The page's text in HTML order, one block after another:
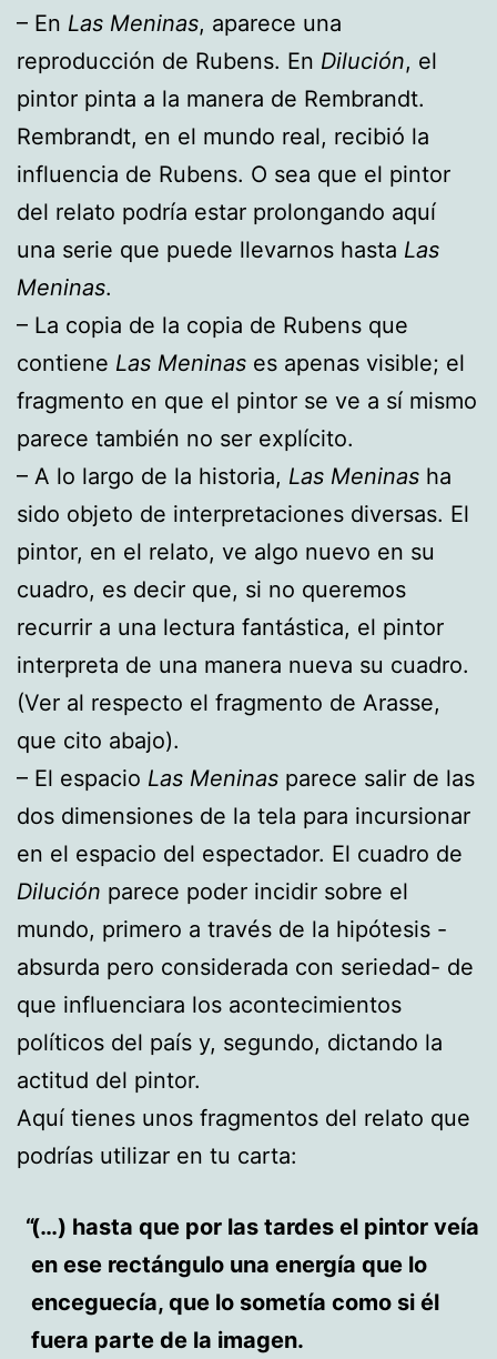
– En Las Meninas, aparece una
reproducción de Rubens. En Dilución, el
pintor pinta a la manera de Rembrandt.
Rembrandt, en el mundo real, recibió la
influencia de Rubens. O sea que el pintor
del relato podría estar prolongando aquí
una serie que puede llevarnos hasta Las
Meninas.
– La copia de la copia de Rubens que
contiene Las Meninas es apenas visible; el
fragmento en que el pintor se ve a sí mismo
parece también no ser explícito.
– A lo largo de la historia, Las Meninas ha
sido objeto de interpretaciones diversas. El
pintor, en el relato, ve algo nuevo en su
cuadro, es decir que, si no queremos
recurrir a una lectura fantástica, el pintor
interpreta de una manera nueva su cuadro.
(Ver al respecto el fragmento de Arasse,
que cito abajo).
– El espacio Las Meninas parece salir de las
dos dimensiones de la tela para incursionar
en el espacio del espectador. El cuadro de
Dilución parece poder incidir sobre el
mundo, primero a través de la hipótesis -
absurda pero considerada con seriedad- de
que influenciara los acontecimientos
políticos del país y, segundo, dictando la
actitud del pintor.
Aquí tienes unos fragmentos del relato que
podrías utilizar en tu carta:
(…) hasta que por las tardes el pintor veía
en ese rectángulo una energía que lo
enceguecía, que lo sometía como si él
fuera parte de la imagen.